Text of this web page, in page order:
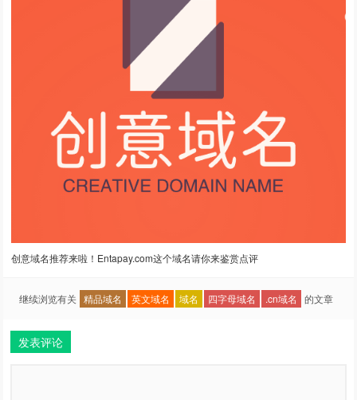
创意域名推荐来啦！Entapay.com这个域名请你来鉴赏点评
继续浏览有关 精品域名 英文域名 域名 四字母域名 .cn域名 的文章
发表评论